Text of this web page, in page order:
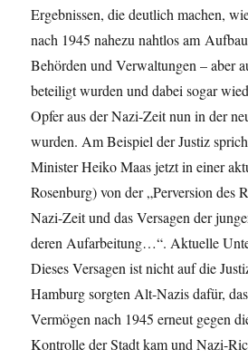
Ergebnissen, die deutlich machen,
nach 1945 nahezu nahtlos am
Behörden und Verwaltungen – aber
beteiligt wurden und dabei sogar
Opfer aus der Nazi-Zeit nun in der
wurden. Am Beispiel der Justiz
Minister Heiko Maas jetzt in einer
Rosenburg) von der „Perversion des
Nazi-Zeit und das Versagen der
deren Aufarbeitung…“. Aktuelle
Dieses Versagen ist nicht auf die
Hamburg sorgten Alt-Nazis dafür,
Vermögen nach 1945 erneut gegen
Kontrolle der Stadt kam und Nazi-